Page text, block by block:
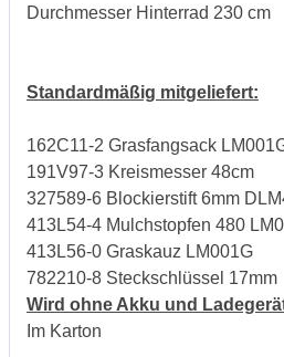
Durchmesser Hinterrad 230 cm
Standardmäßig mitgeliefert:
162C11-2 Grasfangsack
191V97-3 Kreismesser 48cm
327589-6 Blockierstift 6mm
413L54-4 Mulchstopfen 480
413L56-0 Graskauz LM001G
782210-8 Steckschlüssel 17mm
Wird ohne Akku und
Im Karton